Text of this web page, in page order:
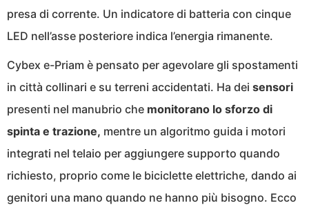
presa di corrente. Un indicatore di batteria con cinque
LED nell’asse posteriore indica l’energia rimanente.
Cybex e-Priam è pensato per agevolare gli spostamenti
in città collinari e su terreni accidentati. Ha dei sensori
presenti nel manubrio che monitorano lo sforzo di
spinta e trazione, mentre un algoritmo guida i motori
integrati nel telaio per aggiungere supporto quando
richiesto, proprio come le biciclette elettriche, dando ai
genitori una mano quando ne hanno più bisogno. Ecco